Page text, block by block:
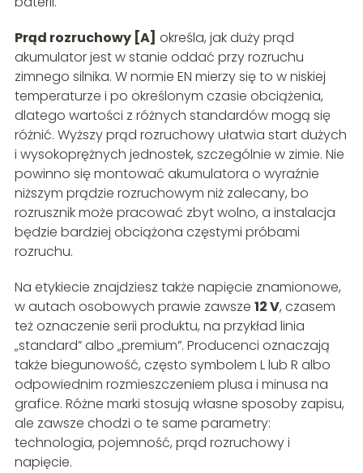
Prąd rozruchowy [A] określa, jak duży prąd
akumulator jest w stanie oddać przy rozruchu
zimnego silnika. W normie EN mierzy się to w niskiej
temperaturze i po określonym czasie obciążenia,
dlatego wartości z różnych standardów mogą się
różnić. Wyższy prąd rozruchowy ułatwia start dużych
i wysokoprężnych jednostek, szczególnie w zimie. Nie
powinno się montować akumulatora o wyraźnie
niższym prądzie rozruchowym niż zalecany, bo
rozrusznik może pracować zbyt wolno, a instalacja
będzie bardziej obciążona częstymi próbami
rozruchu.
Na etykiecie znajdziesz także napięcie znamionowe,
w autach osobowych prawie zawsze 12 V, czasem
też oznaczenie serii produktu, na przykład linia
„standard” albo „premium”. Producenci oznaczają
także biegunowość, często symbolem L lub R albo
odpowiednim rozmieszczeniem plusa i minusa na
grafice. Różne marki stosują własne sposoby zapisu,
ale zawsze chodzi o te same parametry:
technologia, pojemność, prąd rozruchowy i
napięcie.